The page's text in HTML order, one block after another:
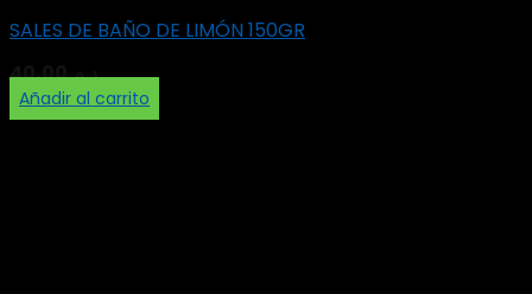
SALES DE BAÑO DE LIMÓN 150GR
د.م.40,00
Añadir al carrito